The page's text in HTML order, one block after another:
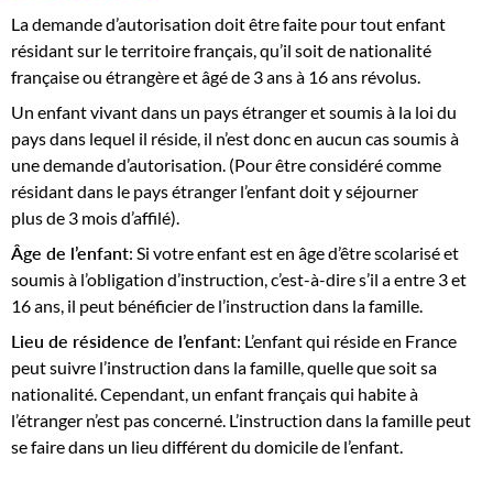
La demande d’autorisation doit être faite pour tout enfant
résidant sur le territoire français, qu’il soit de nationalité
française ou étrangère et âgé de 3 ans à 16 ans révolus.
Un enfant vivant dans un pays étranger et soumis à la loi du
pays dans lequel il réside, il n’est donc en aucun cas soumis à
une demande d’autorisation. (Pour être considéré comme
résidant dans le pays étranger l’enfant doit y séjourner
plus de 3 mois d’affilé).
Âge de l’enfant: Si votre enfant est en âge d’être scolarisé et
soumis à l’obligation d’instruction, c’est-à-dire s’il a entre 3 et
16 ans, il peut bénéficier de l’instruction dans la famille.
Lieu de résidence de l’enfant: L’enfant qui réside en France
peut suivre l’instruction dans la famille, quelle que soit sa
nationalité. Cependant, un enfant français qui habite à
l’étranger n’est pas concerné. L’instruction dans la famille peut
se faire dans un lieu différent du domicile de l’enfant.